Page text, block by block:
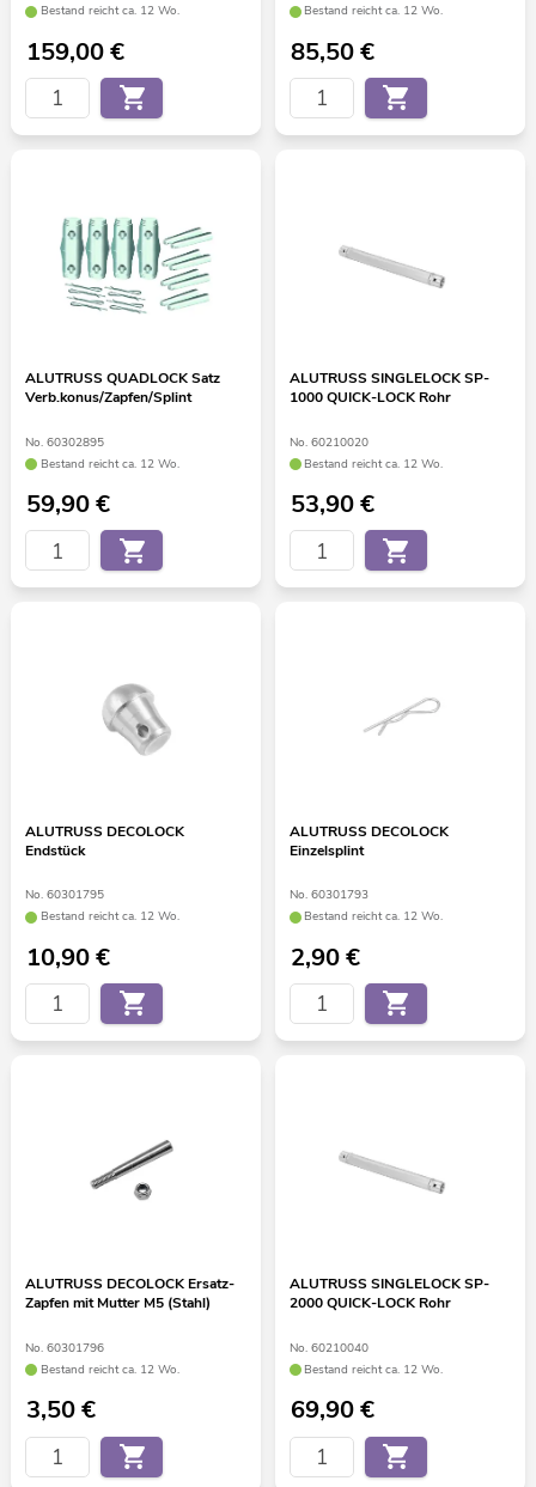
Bestand reicht ca. 12 Wo.
159,00€
Bestand reicht ca. 12 Wo.
85,50€
ALUTRUSS QUADLOCK Satz
Verb.konus/Zapfen/Splint
No. 60302895
Bestand reicht ca. 12 Wo.
59,90€
ALUTRUSS SINGLELOCK SP-
1000 QUICK-LOCK Rohr
No. 60210020
Bestand reicht ca. 12 Wo.
53,90€
ALUTRUSS DECOLOCK
Endstück
No. 60301795
Bestand reicht ca. 12 Wo.
10,90€
ALUTRUSS DECOLOCK
Einzelsplint
No. 60301793
Bestand reicht ca. 12 Wo.
2,90€
ALUTRUSS DECOLOCK Ersatz-
Zapfen mit Mutter M5 (Stahl)
No. 60301796
Bestand reicht ca. 12 Wo.
3,50€
ALUTRUSS SINGLELOCK SP-
2000 QUICK-LOCK Rohr
No. 60210040
Bestand reicht ca. 12 Wo.
69,90€